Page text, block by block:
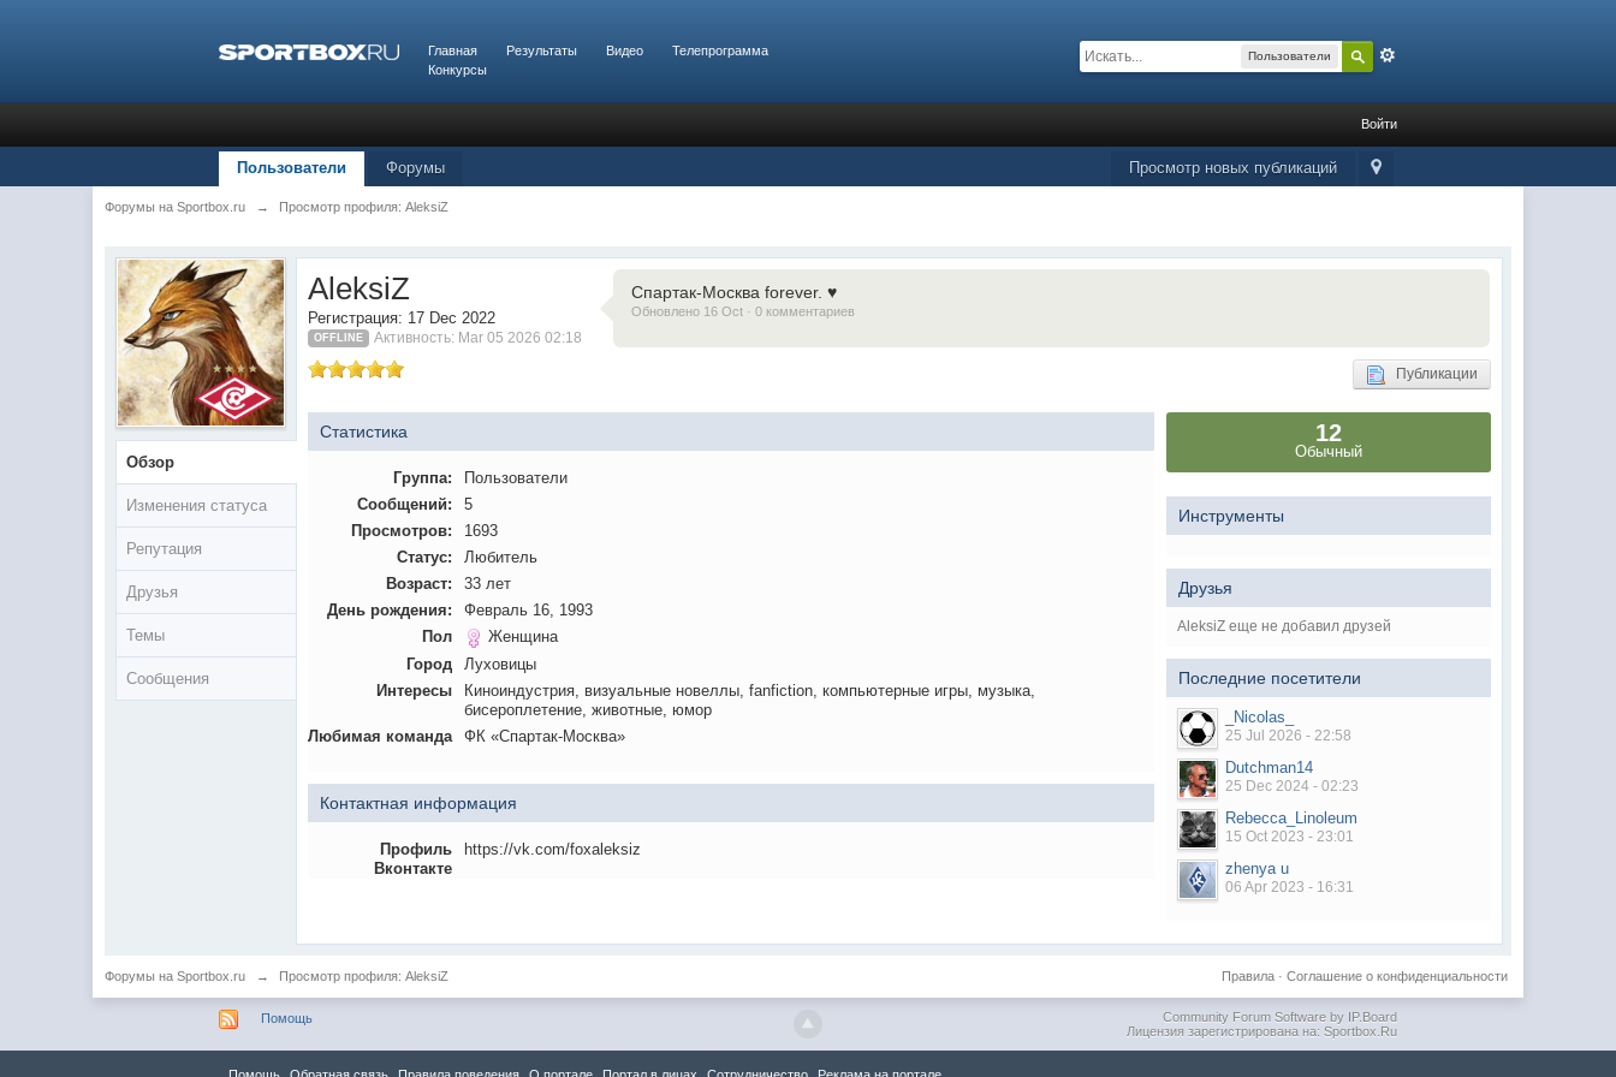
Главная Результаты Видео
Телепрограмма
Конкурсы
Пользователи
Войти
Просмотр новых публикаций
Пользователи Форумы
Форумы на Sportbox.ru → Просмотр профиля: AleksiZ
Обзор
Изменения статуса
Репутация
Друзья
Темы
Сообщения
AleksiZ
Регистрация: 17 Dec 2022
OFFLINE Активность: Mar 05 2026 02:18
Спартак-Москва forever. ♥️
Обновлено 16 Oct · 0 комментариев
Публикации
Статистика
Группа:
Пользователи
Сообщений:
5
Просмотров:
1693
Статус:
Любитель
Возраст:
33 лет
День рождения:
Февраль 16, 1993
Пол
Женщина
Город
Луховицы
Интересы
Киноиндустрия, визуальные новеллы, fanfiction, компьютерные игры, музыка,
бисероплетение, животные, юмор
Любимая команда
ФК «Спартак-Москва»
Контактная информация
Профиль
Вконтакте
https://vk.com/foxaleksiz
12
Обычный
Инструменты
Друзья
AleksiZ еще не добавил друзей
Последние посетители
_Nicolas_
25 Jul 2026 - 22:58
Dutchman14
25 Dec 2024 - 02:23
Rebecca_Linoleum
15 Oct 2023 - 23:01
zhenya u
06 Apr 2023 - 16:31
Форумы на Sportbox.ru → Просмотр профиля: AleksiZ Соглашение о конфиденциальности
Правила·
Помощь
Community Forum Software by IP.Board
Лицензия зарегистрирована на: Sportbox.Ru